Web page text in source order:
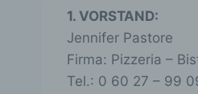
1. VORSTAND:
Jennifer Pastore
Firma: Pizzeria –
Tel.: 0 60 27 – 99